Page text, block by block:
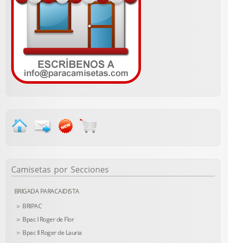
Camisetas por Secciones
BRIGADA PARACAIDISTA
BRIPAC
Bpac I Roger de Flor
Bpac II Roger de Lauria